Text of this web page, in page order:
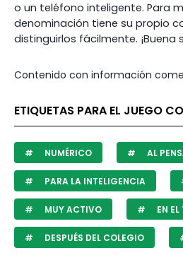
o un teléfono inteligente. Para
denominación tiene su propio
distinguirlos fácilmente. ¡Buena
Contenido con información
ETIQUETAS PARA EL JUEGO
NUMÉRICO AL
PARA LA INTELIGENCIA
MUY ACTIVO EN
DESPUÉS DEL COLEGIO